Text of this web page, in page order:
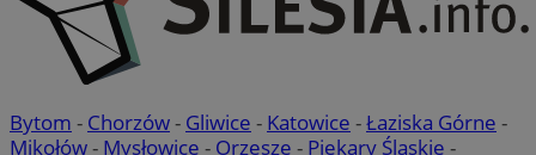
Bytom - Chorzów- Gliwice - Katowice -Łaziska Górne -
Mikołów- Mysłowice - Orzesze - Piekary Śląskie -